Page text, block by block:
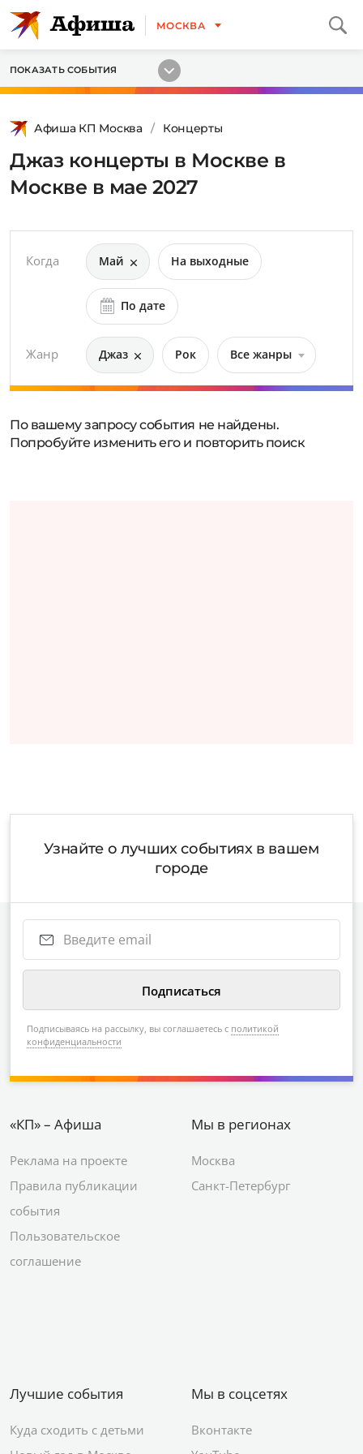
МОСКВА
ПОКАЗАТЬ СОБЫТИЯ
Афиша КП Москва Концерты
Джаз концерты в Москве в
Москве в мае 2027
Когда Май На выходные
По дате
Жанр Джаз Рок Все жанры
По вашему запросу события не найдены.
Попробуйте изменить его и повторить поиск
Узнайте о лучших событиях в вашем
городе
Подписываясь на рассылку, вы соглашаетесь с политикой
конфиденциальности
«КП» – Афиша
Реклама на проекте
Правила публикации
события
Пользовательское
соглашение
Мы в регионах
Москва
Санкт-Петербург
Лучшие события
Куда сходить с детьми
Мы в соцсетях
Вконтакте